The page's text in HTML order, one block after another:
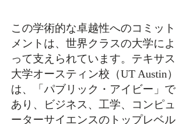
この学術的な卓越性へのコミット
メントは、世界クラスの大学によ
って支えられています。テキサス
大学オースティン校（UT Austin）
は、「パブリック・アイビー」で
あり、ビジネス、工学、コンピュ
ーターサイエンスのトップレベル